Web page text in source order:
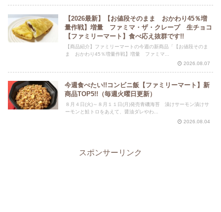
【2026最新】【お値段そのまま おかわり45％増
量作戦】増量 ファミマ・ザ・クレープ 生チョコ
【ファミリーマート】食べ応え抜群です!!
【商品紹介】ファミリーマートの今週の新商品「【お値段そのま
ま おかわり45％増量作戦】増量 ファミマ...
2026.08.07
今週食べたい!!コンビニ飯【ファミリーマート】新
商品TOP5!!（毎週火曜日更新）
８月４日(火)～８月１１日(月)発売青磯海苔 漬けサーモン漬けサ
ーモンと鮭トロをあえて、醤油ダレやわ...
2026.08.04
スポンサーリンク